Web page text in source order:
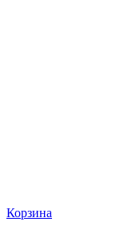
Корзина